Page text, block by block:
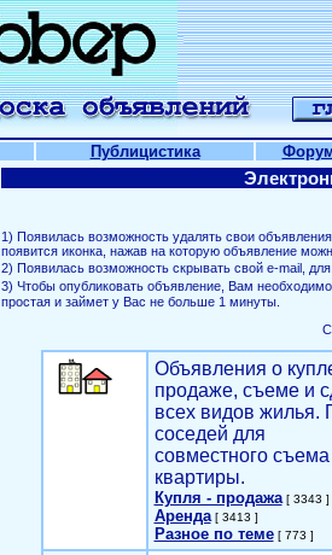
Публицистика
1) Появилась возможность удалять свои
появится иконка, нажав на которую объявление
2) Появилась возможность скрывать свой е-mail,
3) Чтобы опубликовать объявление, Вам
простая и займет у Вас не больше 1 минуты.
Объявления о
продаже, съеме и
всех видов жилья.
соседей для
совместного съема
квартиры.
Купля - продажа[ 3343 ]
Аренда[ 3413 ]
Разное по теме[ 773 ]